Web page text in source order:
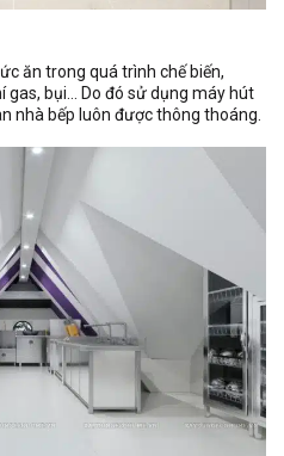
ăn trong quá trình chế biến,
gas, bụi… Do đó sử dụng máy hút
nhà bếp luôn được thông thoáng.